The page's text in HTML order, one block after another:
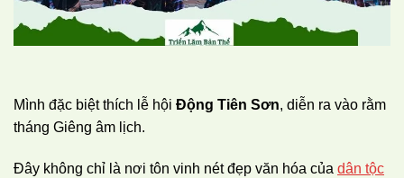
Mình đặc biệt thích lễ hội Động Tiên Sơn, diễn ra vào rằm
tháng Giêng âm lịch.
Đây không chỉ là nơi tôn vinh nét đẹp văn hóa của dân tộc